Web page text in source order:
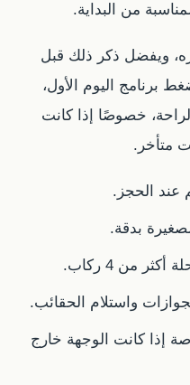
من البداية.
ويفضل ذكر ذلك قبل
برنامج اليوم الأول،
خصوصًا إذا كانت
متأخر.
عند الحجز.
بدقة.
من 4 ركاب.
واستلام الحقائب.
إذا كانت الوجهة خارج